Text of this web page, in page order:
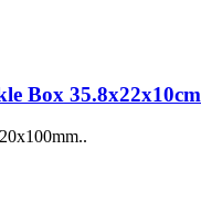
Box 35.8x22x10cm